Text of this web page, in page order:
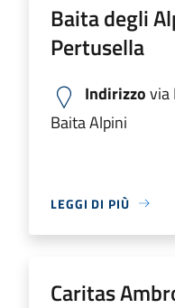
Baita degli
Pertusella
Indirizzovia
Baita Alpini
LEGGI DI PIÙ
Caritas